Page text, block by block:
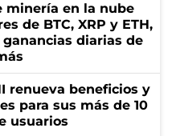
minería en la nube
de BTC, XRP y ETH,
diarias de
renueva beneficios y
para sus más de 10
usuarios